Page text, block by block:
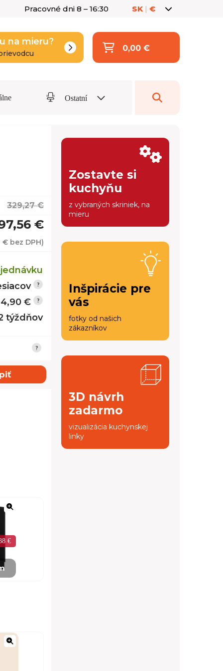
Pracovné dni 8 – 16:30 SK | €
na mieru?
0,00 €
Ostatní
329,27 €
€
€ bez DPH)
€
týždňov
€
Zostavte si
kuchyňu
z vybraných skriniek, na
mieru
Inšpirácie pre
vás
fotky od našich
zákazníkov
3D návrh
zadarmo
vizualizácia kuchynskej
linky